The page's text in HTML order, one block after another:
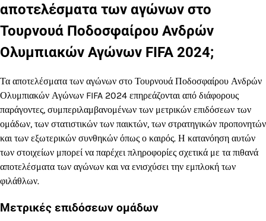
αποτελέσματα των αγώνων στο
Τουρνουά Ποδοσφαίρου Ανδρών
Ολυμπιακών Αγώνων FIFA 2024;
Τα αποτελέσματα των αγώνων στο Τουρνουά Ποδοσφαίρου Ανδρών
Ολυμπιακών Αγώνων FIFA 2024 επηρεάζονται από διάφορους
παράγοντες, συμπεριλαμβανομένων των μετρικών επιδόσεων των
ομάδων, των στατιστικών των παικτών, των στρατηγικών προπονητών
και των εξωτερικών συνθηκών όπως ο καιρός. Η κατανόηση αυτών
των στοιχείων μπορεί να παρέχει πληροφορίες σχετικά με τα πιθανά
αποτελέσματα των αγώνων και να ενισχύσει την εμπλοκή των
φιλάθλων.
Μετρικές επιδόσεων ομάδων